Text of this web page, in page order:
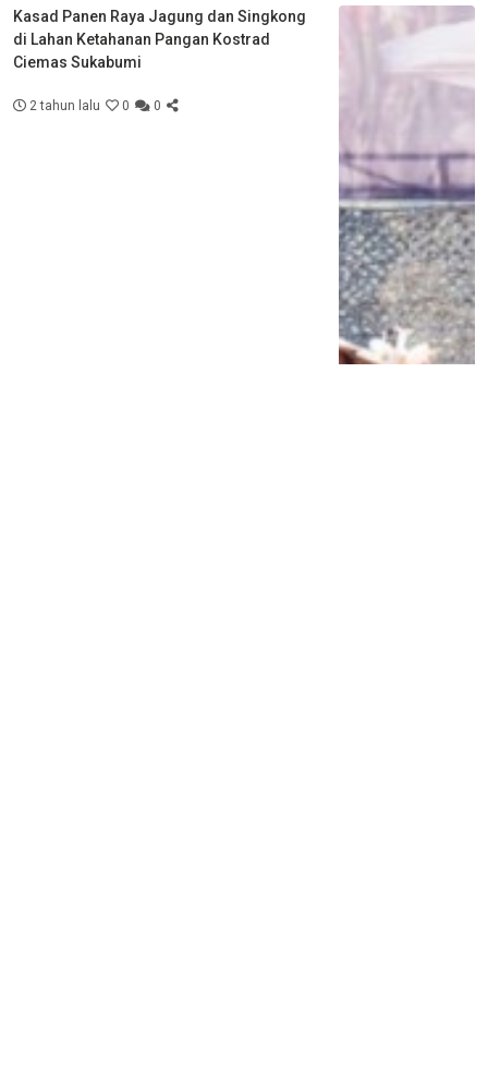
Kasad Panen Raya Jagung dan Singkong
di Lahan Ketahanan Pangan Kostrad
Ciemas Sukabumi
2 tahun lalu 0 0